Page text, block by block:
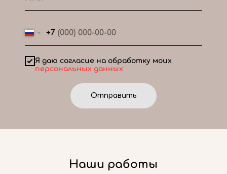
+7
Я даю согласие на обработку моих
персональных данных
Отправить
Наши работы